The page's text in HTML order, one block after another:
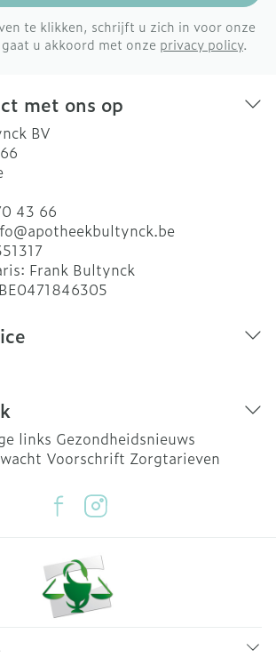
te klikken, schrijft u zich in voor onze
u akkoord met onze privacy policy.
met ons op
BV
43 66
apotheekbultynck.be
Frank Bultynck
BE0471846305
links Gezondheidsnieuws
Voorschrift Zorgtarieven